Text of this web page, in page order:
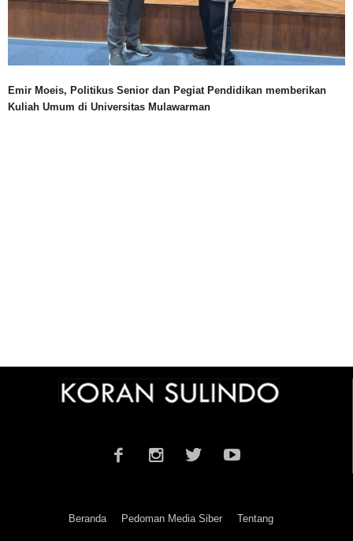
Emir Moeis, Politikus Senior dan Pegiat Pendidikan memberikan
Kuliah Umum di Universitas Mulawarman
Beranda Pedoman Media Siber Tentang